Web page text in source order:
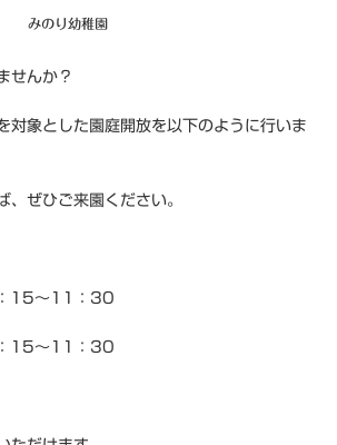
みのり幼稚園
せんか？
対象とした園庭開放を以下のように行いま
、ぜひご来園ください。
15～11：30
15～11：30